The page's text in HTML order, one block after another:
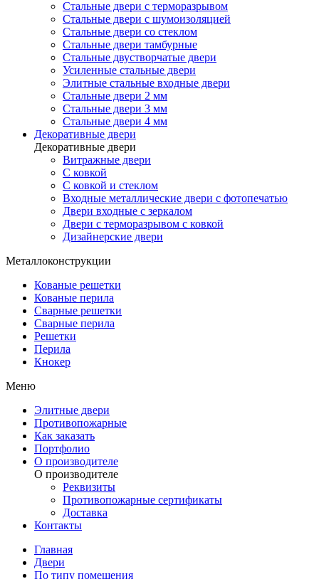
Стальные двери с терморазрывом
Стальные двери с шумоизоляцией
Стальные двери со стеклом
Стальные двери тамбурные
Стальные двустворчатые двери
Усиленные стальные двери
Элитные стальные входные двери
Стальные двери 2 мм
Стальные двери 3 мм
Стальные двери 4 мм
Декоративные двери
Декоративные двери
Витражные двери
С ковкой
С ковкой и стеклом
Входные металлические двери с фотопечатью
Двери входные с зеркалом
Двери с терморазрывом с ковкой
Дизайнерские двери
Металлоконструкции
Кованые решетки
Кованые перила
Сварные решетки
Сварные перила
Решетки
Перила
Кнокер
Меню
Элитные двери
Противопожарные
Как заказать
Портфолио
О производителе
О производителе
Реквизиты
Противопожарные сертификаты
Доставка
Контакты
Главная
Двери
По типу помещения